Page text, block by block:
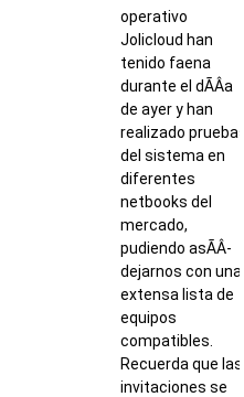
operativo
Jolicloud han
tenido faena
durante el dÃ­Â­a
de ayer y han
realizado pruebas
del sistema en
diferentes
netbooks del
mercado,
pudiendo asÃ­Â­
dejarnos con una
extensa lista de
equipos
compatibles.
Recuerda que las
invitaciones se